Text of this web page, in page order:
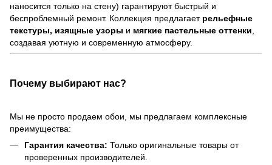
наносится только на стену) гарантируют быстрый и
беспроблемный ремонт. Коллекция предлагает рельефные
текстуры, изящные узоры и мягкие пастельные оттенки
создавая уютную и современную атмосферу.
Почему выбирают нас?
Мы не просто продаем обои, мы предлагаем комплексные
преимущества:
Гарантия качества: Только оригинальные товары от
проверенных производителей.